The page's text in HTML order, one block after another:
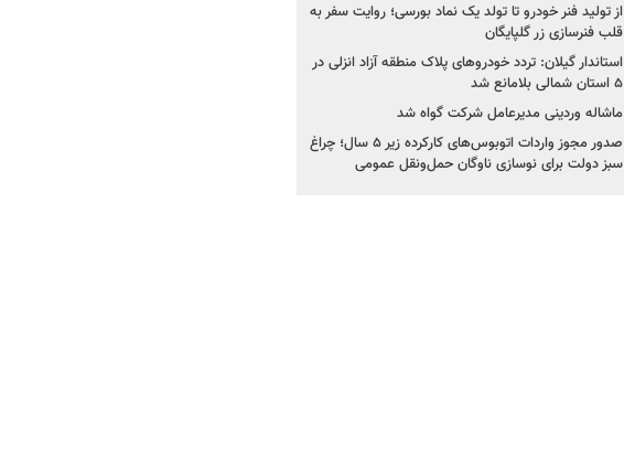
از تولید فنر خودرو تا تولد یک نماد بورسی؛ روایت سفر به
قلب فنرسازی زر گلپایگان
استاندار گیلان: تردد خودروهای پلاک منطقه آزاد انزلی در
۵ استان شمالی بلامانع شد
ماشاله وردینی مدیرعامل شرکت گواه شد
صدور مجوز واردات اتوبوس‌های کارکرده زیر ۵ سال؛ چراغ
سبز دولت برای نوسازی ناوگان حمل‌ونقل عمومی